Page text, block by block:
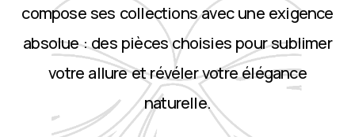
compose ses collections avec une exigence
absolue : des pièces choisies pour sublimer
votre allure et révéler votre élégance
naturelle.